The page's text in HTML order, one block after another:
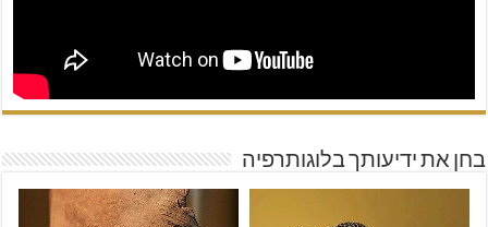
בחן את ידיעותך בלוגותרפיה